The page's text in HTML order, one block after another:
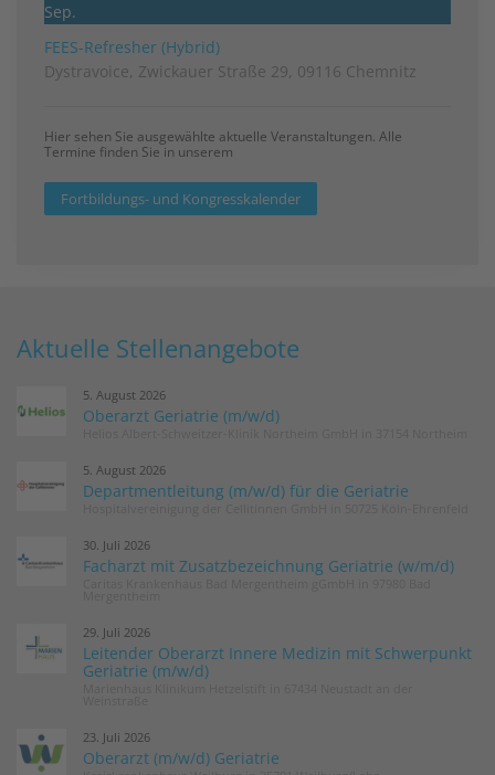
Sep.
FEES-Refresher (Hybrid)
Dystravoice, Zwickauer Straße 29, 09116 Chemnitz
Hier sehen Sie ausgewählte aktuelle Veranstaltungen. Alle
Termine finden Sie in unserem
Fortbildungs- und Kongresskalender
Aktuelle Stellenangebote
5. August 2026
Oberarzt Geriatrie (m/w/d)
5. August 2026
Departmentleitung (m/w/d) für die Geriatrie
30. Juli 2026
Facharzt mit Zusatzbezeichnung Geriatrie (w/m/d)
29. Juli 2026
Leitender Oberarzt Innere Medizin mit Schwerpunkt
Geriatrie (m/w/d)
23. Juli 2026
Oberarzt (m/w/d) Geriatrie